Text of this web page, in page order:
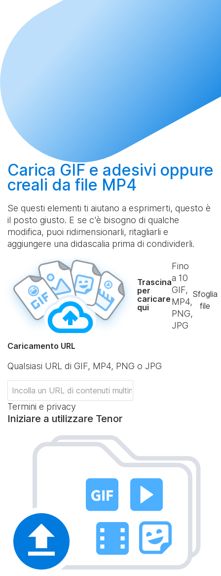
Carica GIF e adesivi oppure
creali da file MP4
Se questi elementi ti aiutano a esprimerti, questo è
il posto giusto. E se c'è bisogno di qualche
modifica, puoi ridimensionarli, ritagliarli e
aggiungere una didascalia prima di condividerli.
Trascina
per
caricare
qui
Fino
a 10
GIF,
MP4,
PNG,
JPG
Sfoglia
file
Caricamento URL
Qualsiasi URL di GIF, MP4, PNG o JPG
Termini e privacy
Iniziare a utilizzare Tenor